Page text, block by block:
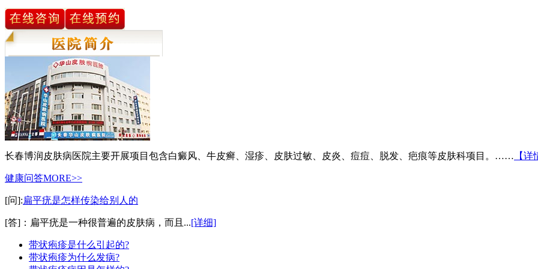
长春博润皮肤病医院主要开展项目包含白癜风、牛皮癣、湿疹、皮肤过敏、皮炎、痘痘、脱发、疤痕等皮肤科项目。…… 【详
健康问答MORE>>
[问]:扁平疣是怎样传染给别人的
[答]：扁平疣是一种很普遍的皮肤病，而且...[详细]
带状疱疹是什么引起的?
带状疱疹为什么发病?